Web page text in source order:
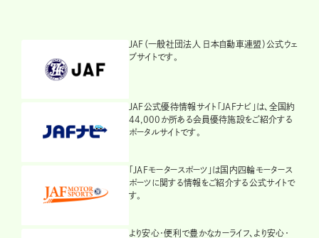
JAF（一般社団法人 日本自動車連盟）公式ウェ
ブサイトです。
JAF公式優待情報サイト「JAFナビ」は、全国約
44,000か所ある会員優待施設をご紹介する
ポータルサイトです。
「JAFモータースポーツ」は国内四輪モータース
ポーツに関する情報をご紹介する公式サイトで
す。
より安心・便利で豊かなカーライフ、より安心・